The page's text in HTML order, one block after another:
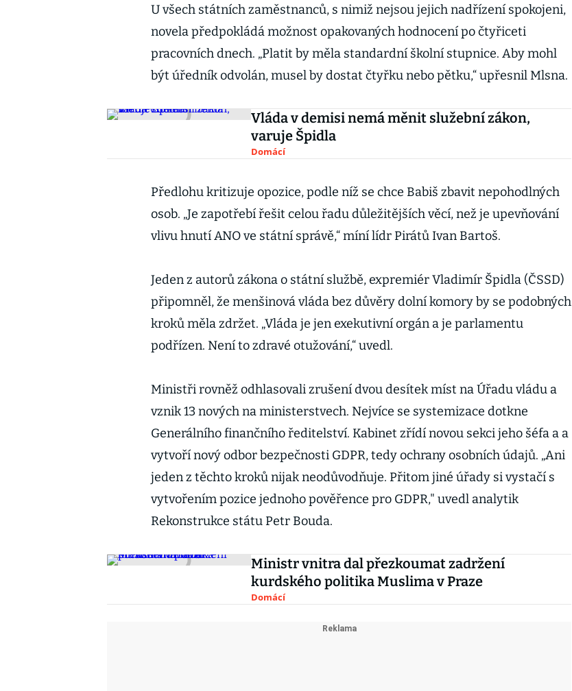
U všech státních zaměstnanců, s nimiž nejsou jejich nadřízení spokojeni,
novela předpokládá možnost opakovaných hodnocení po čtyřiceti
pracovních dnech. „Platit by měla standardní školní stupnice. Aby mohl
být úředník odvolán, musel by dostat čtyřku nebo pětku,“ upřesnil Mlsna.
Vláda v demisi nemá měnit služební zákon,
varuje Špidla
Domácí
Předlohu kritizuje opozice, podle níž se chce Babiš zbavit nepohodlných
osob. „Je zapotřebí řešit celou řadu důležitějších věcí, než je upevňování
vlivu hnutí ANO ve státní správě,“ míní lídr Pirátů Ivan Bartoš.
Jeden z autorů zákona o státní službě, expremiér Vladimír Špidla (ČSSD)
připomněl, že menšinová vláda bez důvěry dolní komory by se podobných
kroků měla zdržet. „Vláda je jen exekutivní orgán a je parlamentu
podřízen. Není to zdravé otužování,“ uvedl.
Ministři rovněž odhlasovali zrušení dvou desítek míst na Úřadu vládu a
vznik 13 nových na ministerstvech. Nejvíce se systemizace dotkne
Generálního finančního ředitelství. Kabinet zřídí novou sekci jeho šéfa a a
vytvoří nový odbor bezpečnosti GDPR, tedy ochrany osobních údajů. „Ani
jeden z těchto kroků nijak neodůvodňuje. Přitom jiné úřady si vystačí s
vytvořením pozice jednoho pověřence pro GDPR," uvedl analytik
Rekonstrukce státu Petr Bouda.
Ministr vnitra dal přezkoumat zadržení
kurdského politika Muslima v Praze
Domácí